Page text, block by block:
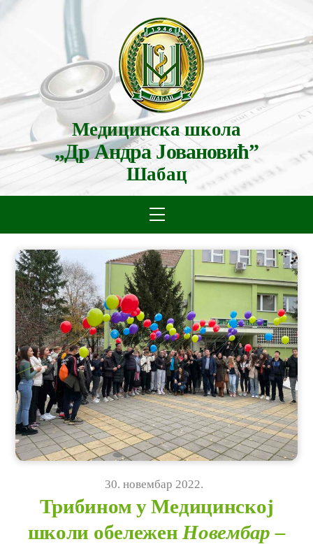
Медицинска школа
„Др Андра Јовановић”
Шабац
Menu
30.новембар 2022.
Трибином у Медицинској
школи обележенНовембар –